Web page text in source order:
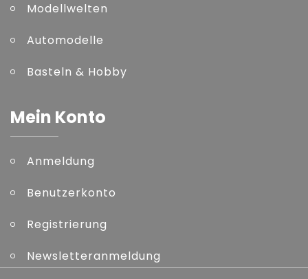
Modellwelten
Automodelle
Basteln & Hobby
Mein Konto
Anmeldung
Benutzerkonto
Registrierung
Newsletteranmeldung